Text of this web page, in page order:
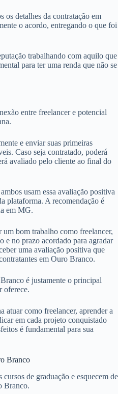
os detalhes da contratação em
o acordo, entregando o que foi
trabalhando com aquilo que
para ter uma renda que não se
entre freelancer e potencial
e enviar suas primeiras
Caso seja contratado, poderá
avaliado pelo cliente ao final do
usam essa avaliação positiva
plataforma. A recomendação é
em MG.
bom trabalho como freelancer,
e no prazo acordado para agradar
uma avaliação positiva que
em Ouro Branco.
é justamente o principal
oferece.
atuar como freelancer, aprender a
em cada projeto conquistado
é fundamental para sua
Branco
de graduação e esquecem de
Branco.